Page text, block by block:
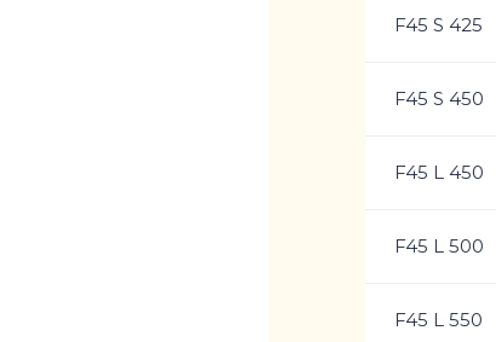
F45 S 425
F45 S 450
F45 L 450
F45 L 500
F45 L 550